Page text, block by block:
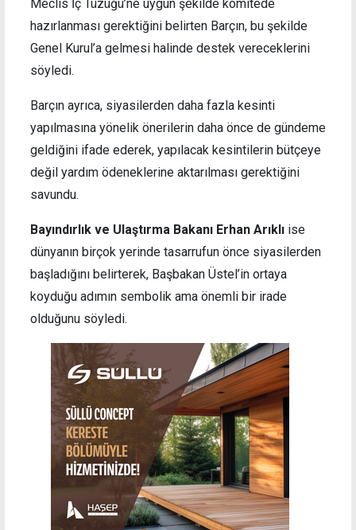
Meclis İç Tüzüğü’ne uygun şekilde komitede
hazırlanması gerektiğini belirten Barçın, bu şekilde
Genel Kurul’a gelmesi halinde destek vereceklerini
söyledi.
Barçın ayrıca, siyasilerden daha fazla kesinti
yapılmasına yönelik önerilerin daha önce de gündeme
geldiğini ifade ederek, yapılacak kesintilerin bütçeye
değil yardım ödeneklerine aktarılması gerektiğini
savundu.
Bayındırlık ve Ulaştırma Bakanı Erhan Arıklı ise
dünyanın birçok yerinde tasarrufun önce siyasilerden
başladığını belirterek, Başbakan Üstel’in ortaya
koyduğu adımın sembolik ama önemli bir irade
olduğunu söyledi.